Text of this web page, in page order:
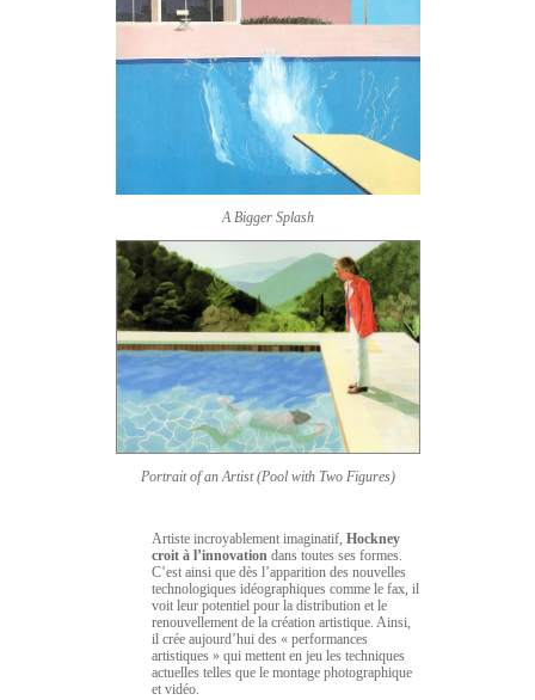
A Bigger Splash
Portrait of an Artist (Pool with Two Figures)
Artiste incroyablement imaginatif, Hockney
croit à l’innovation dans toutes ses formes.
C’est ainsi que dès l’apparition des nouvelles
technologiques idéographiques comme le fax, il
voit leur potentiel pour la distribution et le
renouvellement de la création artistique. Ainsi,
il crée aujourd’hui des « performances
artistiques » qui mettent en jeu les techniques
actuelles telles que le montage photographique
et vidéo.